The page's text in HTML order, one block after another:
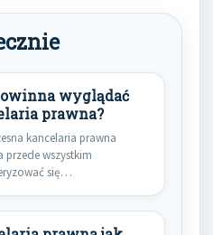
wyglądać
prawna?
kancelaria prawna
przede wszystkim
się